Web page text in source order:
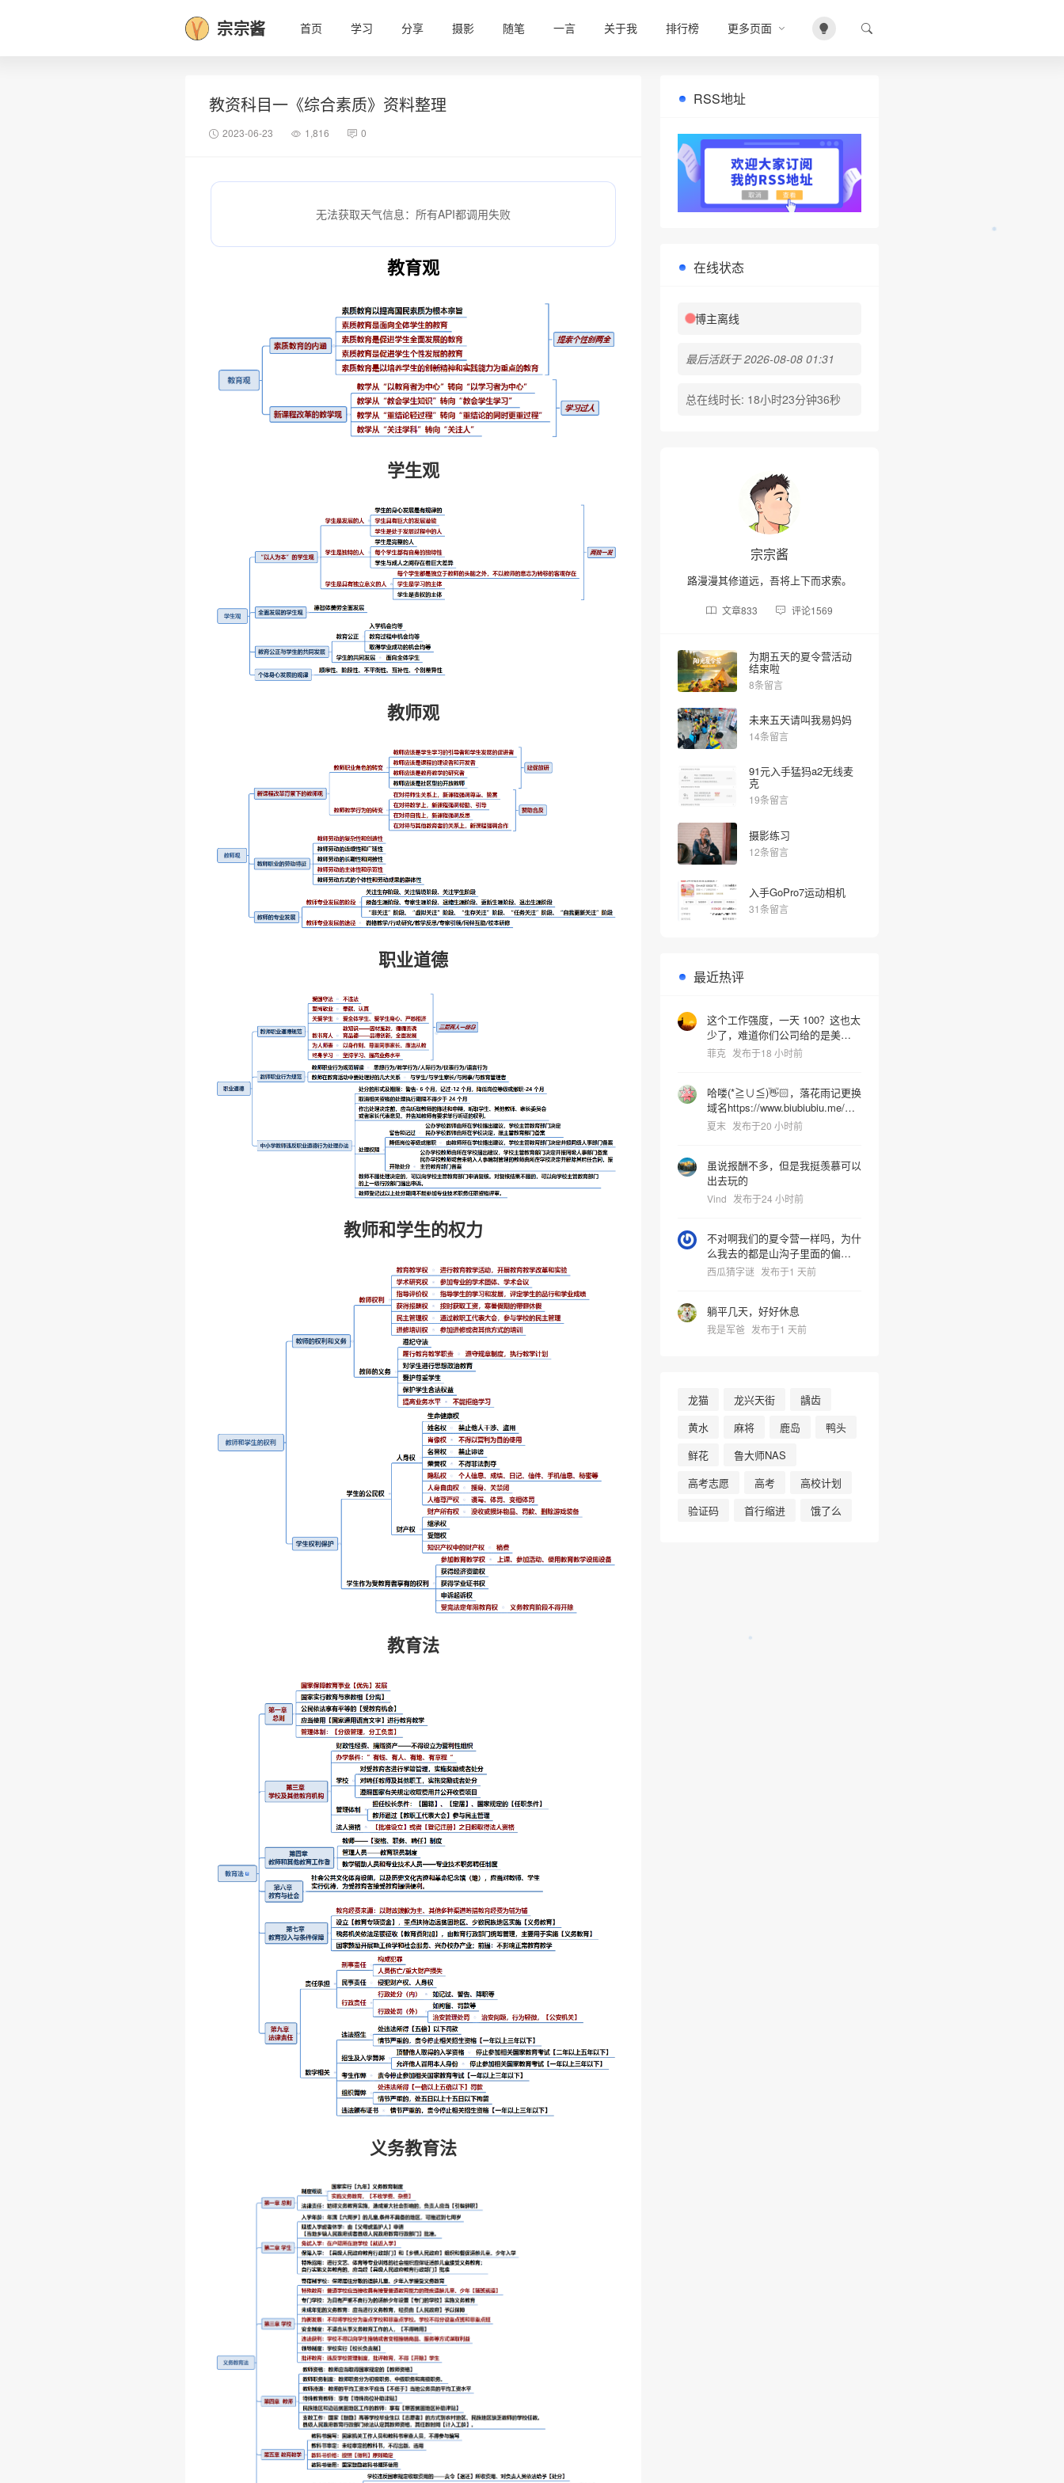
宗宗酱 首页 学习 分享 摄影 随笔 一言 关于我 排行榜 更多页面
教资科目一《综合素质》资料整理
2023-06-23 1,816 0
无法获取天气信息：所有API都调用失败
教育观
学生观
教师观
职业道德
教师和学生的权力
教育法
义务教育法
RSS地址
在线状态
博主离线
最后活跃于 2026-08-08 01:31
总在线时长: 18小时23分钟36秒
宗宗酱
路漫漫其修道远，吾将上下而求索。
文章833 评论1569
为期五天的夏令营活动
结束啦
8条留言
未来五天请叫我易妈妈
14条留言
91元入手猛犸a2无线麦
克
19条留言
摄影练习
12条留言
入手GoPro7运动相机
31条留言
最近热评
这个工作强度，一天 100？这也太
少了，难道你们公司给的是美元
啊？
菲克 发布于18 小时前
哈喽(*≧∪≦)👋🏻，落花雨记更换
域名https://www.biubiubiu.me/，
麻烦更新下哦
夏末 发布于20 小时前
虽说报酬不多，但是我挺羡慕可以
出去玩的
Vind 发布于24 小时前
不对啊我们的夏令营一样吗，为什
么我去的都是山沟子里面的偏僻之
地但非常热很容易把人晒死然后又
西瓜猜字谜 发布于1 天前
躺平几天，好好休息
我是军爸 发布于1 天前
龙猫 龙兴天街
龋齿
黄水
麻将 鹿岛
鸭头
鲜花
鲁大师NAS
高考志愿
高考
高校计划
验证码
首行缩进 饿了么